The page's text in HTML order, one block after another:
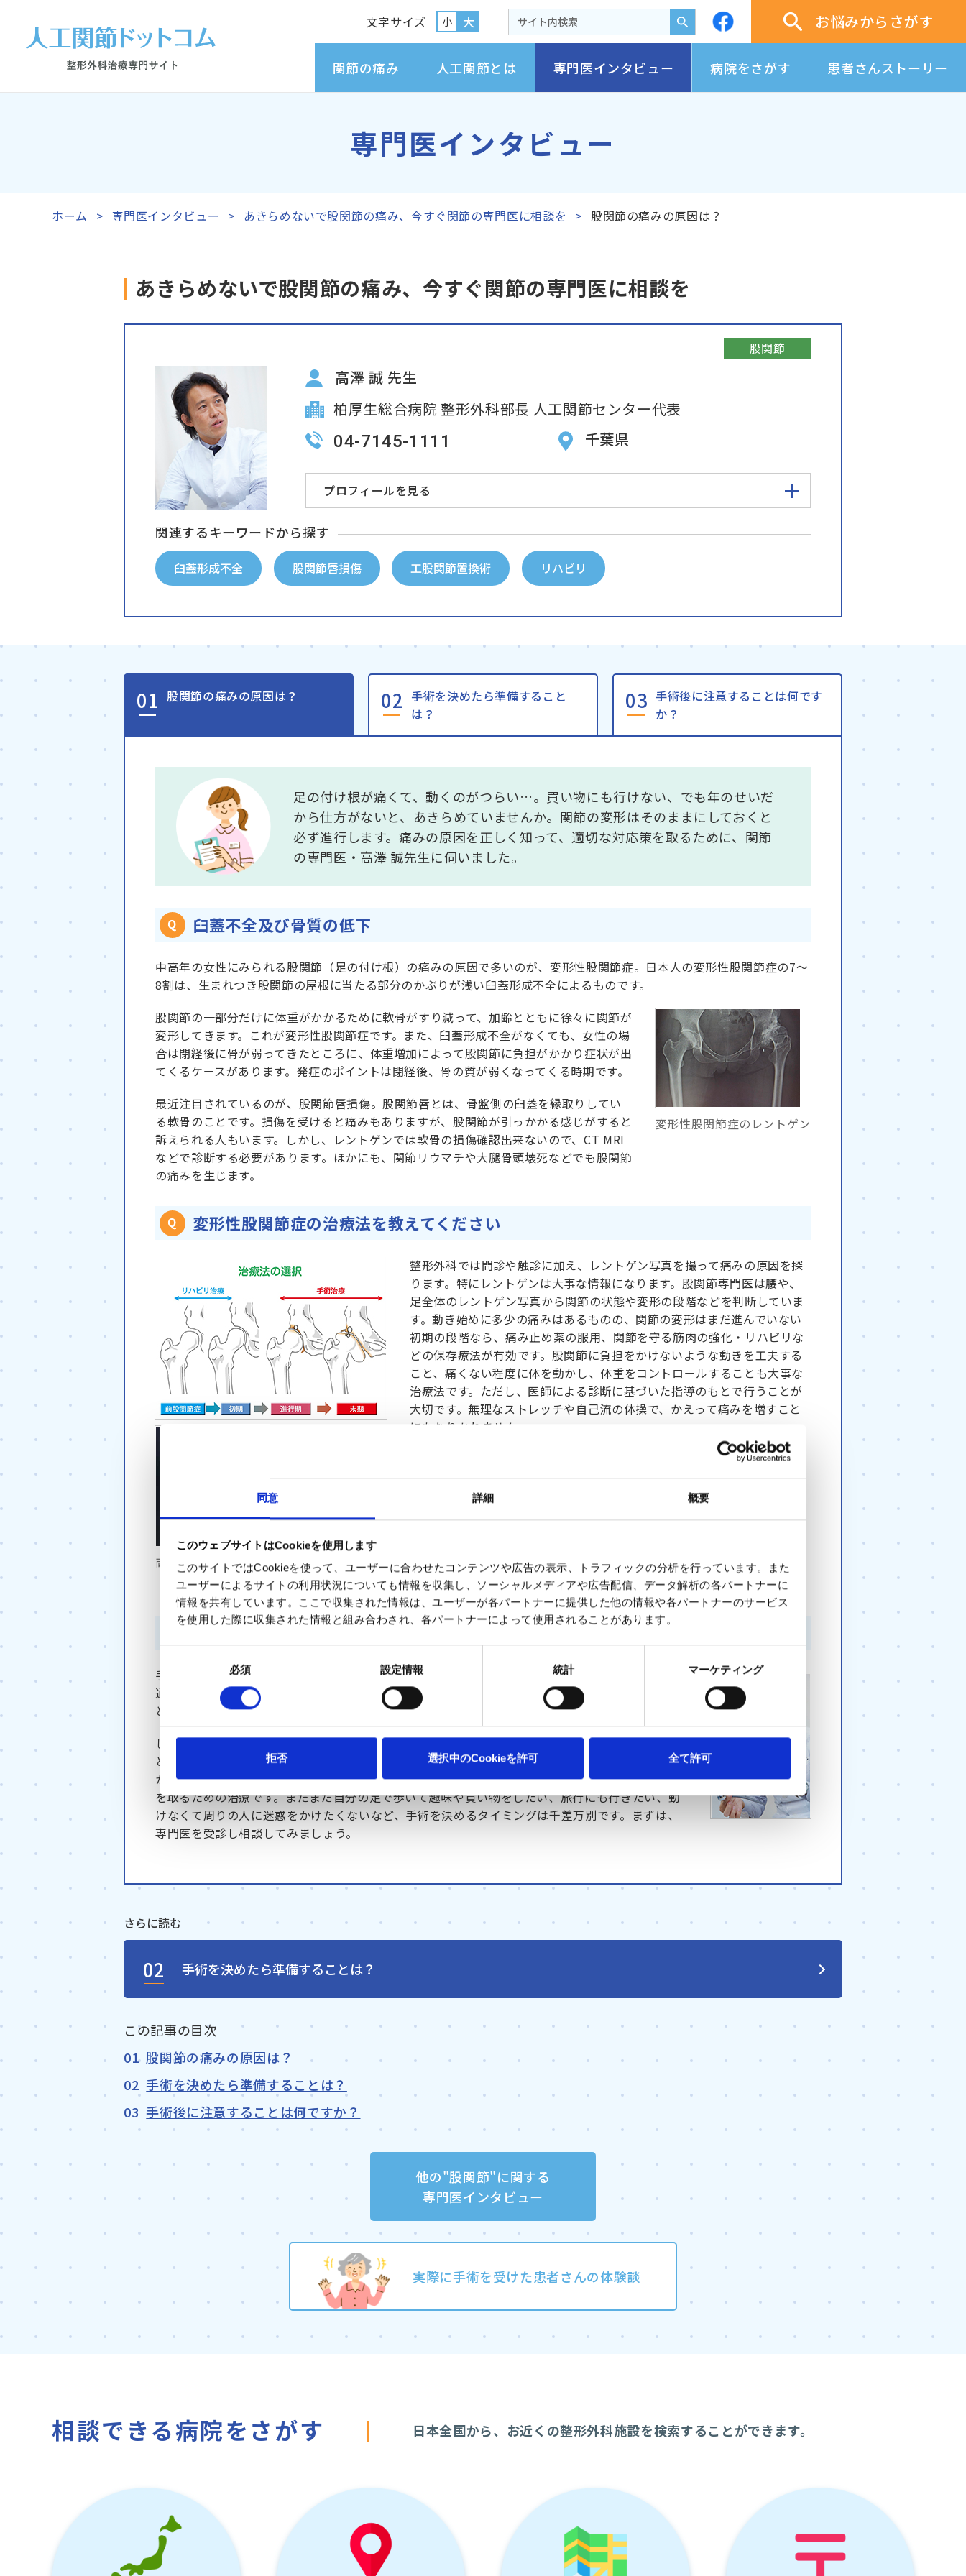
同意 詳細 概要
このウェブサイトはCookieを使用します
このサイトではCookieを使って、ユーザーに合わせたコンテンツや広告の表示、トラフィックの分析を行っています。また
ユーザーによるサイトの利用状況についても情報を収集し、ソーシャルメディアや広告配信、データ解析の各パートナーに
情報を共有しています。ここで収集された情報は、ユーザーが各パートナーに提供した他の情報や各パートナーのサービス
を使用した際に収集された情報と組み合わされ、各パートナーによって使用されることがあります。
意
の
必須 設定情報 統計 マーケティング
拒否 選択中のCookieを許可 全て許可
文字サイズ 小 大 お悩みからさがす
関節の痛み 人工関節とは 専門医インタビュー 病院をさがす 患者さんストーリー
専門医インタビュー
ホーム 専門医インタビュー あきらめないで股関節の痛み、今すぐ関節の専門医に相談を 股関節の痛みの原因は？
あきらめないで股関節の痛み、今すぐ関節の専門医に相談を
股関節
高澤 誠 先生
柏厚生総合病院 整形外科部長 人工関節センター代表
04-7145-1111 千葉県
プロフィールを見る
関連するキーワードから探す
臼蓋形成不全 股関節唇損傷 工股関節置換術 リハビリ
股関節の痛みの原因は？
手術を決めたら準備すること
は？
手術後に注意することは何です
か？
足の付け根が痛くて、動くのがつらい…。買い物にも行けない、でも年のせいだ
から仕方がないと、あきらめていませんか。関節の変形はそのままにしておくと
必ず進行します。痛みの原因を正しく知って、適切な対応策を取るために、関節
の専門医・高澤 誠先生に伺いました。
臼蓋不全及び骨質の低下
中高年の女性にみられる股関節（足の付け根）の痛みの原因で多いのが、変形性股関節症。日本人の変形性股関節症の7～
8割は、生まれつき股関節の屋根に当たる部分のかぶりが浅い臼蓋形成不全によるものです。
変形性股関節症のレントゲン
股関節の一部分だけに体重がかかるために軟骨がすり減って、加齢とともに徐々に関節が
変形してきます。これが変形性股関節症です。また、臼蓋形成不全がなくても、女性の場
合は閉経後に骨が弱ってきたところに、体重増加によって股関節に負担がかかり症状が出
てくるケースがあります。発症のポイントは閉経後、骨の質が弱くなってくる時期です。
最近注目されているのが、股関節唇損傷。股関節唇とは、骨盤側の臼蓋を縁取りしてい
る軟骨のことです。損傷を受けると痛みもありますが、股関節が引っかかる感じがすると
訴えられる人もいます。しかし、レントゲンでは軟骨の損傷確認出来ないので、CT MRI
などで診断する必要があります。ほかにも、関節リウマチや大腿骨頭壊死などでも股関節
の痛みを生じます。
変形性股関節症の治療法を教えてください
両脚の人工股関節置換後のレントゲン
整形外科では問診や触診に加え、レントゲン写真を撮って痛みの原因を探
ります。特にレントゲンは大事な情報になります。股関節専門医は腰や、
足全体のレントゲン写真から関節の状態や変形の段階などを判断していま
す。動き始めに多少の痛みはあるものの、関節の変形はまだ進んでいない
初期の段階なら、痛み止め薬の服用、関節を守る筋肉の強化・リハビリな
どの保存療法が有効です。股関節に負担をかけないような動きを工夫する
こと、痛くない程度に体を動かし、体重をコントロールすることも大事な
治療法です。ただし、医師による診断に基づいた指導のもとで行うことが
大切です。無理なストレッチや自己流の体操で、かえって痛みを増すこと
にもなりかねません。
股関節の変形が始まってくると、リハビリだけでは治まらなくなります。
痛みのために、友人との旅行や買い物にも行きづらく、趣味のゴルフもだ
んだん遠のき、外出をしない引きこもり状態になっている人も見られま
前に、人工股関節置換術をしてはいかがですかと提案することもありま
す。
手術のタイミングは人それぞれ
手術をすることは、やはり怖いことだと思います。最近はインターネットなど様々な手段や機会を
通じ、股関節痛や人工股関節置換術に関する情報、その手術を受けた人の体験談などを入手するこ
とが可能になっています。
しかしながら、専門医の診断なしには自分の状態は決してわかりません。そのため患者さん一人ひ
とりが不安に感じられていることや、疑問に思っていることについて、しっかりと時間をかけ、分
かりやすく説明することが大事だと考えています。とはいえ手術は、ご自身の意思で受ける、痛み
を取るための治療です。まだまだ自分の足で歩いて趣味や買い物をしたい、旅行にも行きたい、動
けなくて周りの人に迷惑をかけたくないなど、手術を決めるタイミングは千差万別です。まずは、
専門医を受診し相談してみましょう。
02 手術を決めたら準備することは？
股関節の痛みの原因は？
手術を決めたら準備することは？
手術後に注意することは何ですか？
他の"股関節"に関する
専門医インタビュー
実際に手術を受けた患者さんの体験談
相談できる病院をさがす 日本全国から、お近くの整形外科施設を検索することができます。